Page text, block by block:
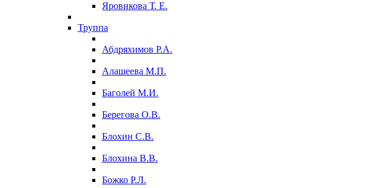
Яровикова Т. Е.
Труппа
Абдряхимов Р.А.
Алашеева М.П.
Баголей М.И.
Берегова О.В.
Блохин С.В.
Блохина В.В.
Божко Р.Л.